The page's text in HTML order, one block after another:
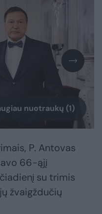
nuotraukų (1)
P. Antovas
66-ąjį
su trimis
žvaigždučių